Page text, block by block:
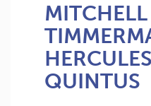
MITCHELL
QUINTUS